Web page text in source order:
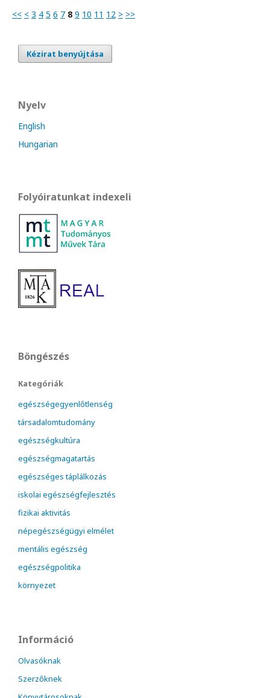
<< < 3 4 5 6 7 8 9 10 11 12 > >>
Kézirat benyújtása
Nyelv
English
Hungarian
Folyóiratunkat indexeli
Böngészés
Kategóriák
egészségegyenlőtlenség
társadalomtudomány
egészségkultúra
egészségmagatartás
egészséges táplálkozás
iskolai egészségfejlesztés
fizikai aktivitás
népegészségügyi elmélet
mentális egészség
egészségpolitika
környezet
Információ
Olvasóknak
Szerzőknek